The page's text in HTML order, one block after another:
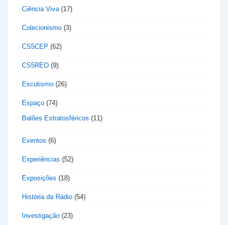
Ciência Viva (17)
Colecionismo (3)
CS5CEP (62)
CS5REO (9)
Escutismo (26)
Espaço (74)
Balões Estratosféricos (11)
Eventos (6)
Experiências (52)
Exposições (18)
História da Rádio (54)
Investigação (23)